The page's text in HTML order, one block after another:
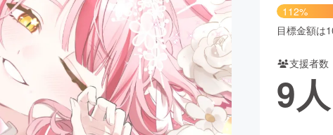
書籍・雑誌出版 アニメ・漫画
チャレンジ ビューティー・ヘルスケア
112%
目標金額は
支援者数
9人